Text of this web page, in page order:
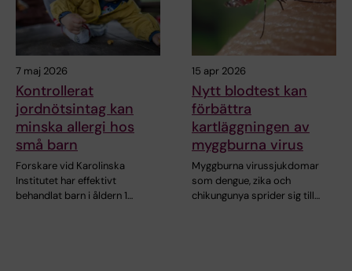
7 maj 2026
Kontrollerat
jordnötsintag kan
minska allergi hos
små barn
Forskare vid Karolinska
Institutet har effektivt
behandlat barn i åldern 1…
15 apr 2026
Nytt blodtest kan
förbättra
kartläggningen av
myggburna virus
Myggburna virussjukdomar
som dengue, zika och
chikungunya sprider sig till…